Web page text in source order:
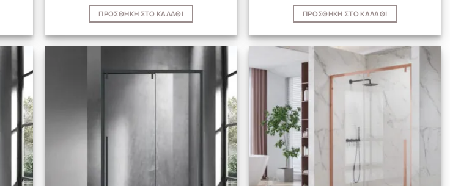
ΠΡΟΣΘΉΚΗ ΣΤΟ ΚΑΛΆΘΙ ΠΡΟΣΘΉΚΗ ΣΤΟ ΚΑΛΆΘΙ